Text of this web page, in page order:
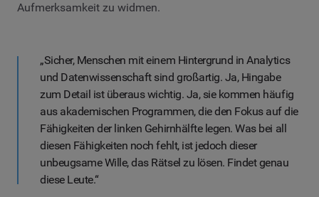
Aufmerksamkeit zu widmen.
„Sicher, Menschen mit einem Hintergrund in Analytics
und Datenwissenschaft sind großartig. Ja, Hingabe
zum Detail ist überaus wichtig. Ja, sie kommen häufig
aus akademischen Programmen, die den Fokus auf die
Fähigkeiten der linken Gehirnhälfte legen. Was bei all
diesen Fähigkeiten noch fehlt, ist jedoch dieser
unbeugsame Wille, das Rätsel zu lösen. Findet genau
diese Leute.“